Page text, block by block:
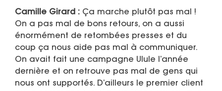
Camille Girard : Ça marche plutôt pas mal !
On a pas mal de bons retours, on a aussi
énormément de retombées presses et du
coup ça nous aide pas mal à communiquer.
On avait fait une campagne Ulule l’année
dernière et on retrouve pas mal de gens qui
nous ont supportés. D’ailleurs le premier client